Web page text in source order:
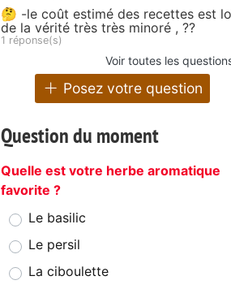
🤔 -le coût estimé des recettes est
de la vérité très très minoré , ??
1 réponse(s)
Voir toutes les
Posez votre question
Question du moment
Quelle est votre herbe aromatique
favorite ?
Le basilic
Le persil
La ciboulette